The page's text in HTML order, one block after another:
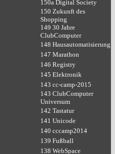
150a Digital Society
150 Zukunft des
Shopping
149 30 Jahre
ClubComputer
148 Hausautomatisierung
147 Marathon
146 Registry
145 Elektronik
143 cc-camp-2015
143 ClubComputer
Universum
142 Tastatur
141 Unicode
140 cccamp2014
139 Fußball
138 WebSpace